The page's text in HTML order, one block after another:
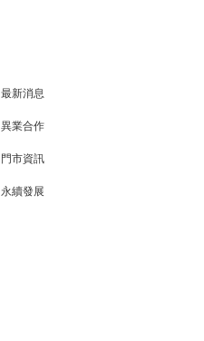
最新消息
異業合作
門市資訊
永續發展